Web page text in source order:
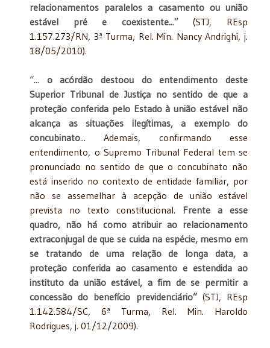
relacionamentos paralelos a casamento ou união
estável pré e coexistente...” (STJ, REsp
1.157.273/RN, 3ª Turma, Rel. Min. Nancy Andrighi, j.
18/05/2010).
“... o acórdão destoou do entendimento deste
Superior Tribunal de Justiça no sentido de que a
proteção conferida pelo Estado à união estável não
alcança as situações ilegítimas, a exemplo do
concubinato... Ademais, confirmando esse
entendimento, o Supremo Tribunal Federal tem se
pronunciado no sentido de que o concubinato não
está inserido no contexto de entidade familiar, por
não se assemelhar à acepção de união estável
prevista no texto constitucional. Frente a esse
quadro, não há como atribuir ao relacionamento
extraconjugal de que se cuida na espécie, mesmo em
se tratando de uma relação de longa data, a
proteção conferida ao casamento e estendida ao
instituto da união estável, a fim de se permitir a
concessão do benefício previdenciário”(STJ, REsp
1.142.584/SC, 6ª Turma, Rel. Min. Haroldo
Rodrigues, j. 01/12/2009).